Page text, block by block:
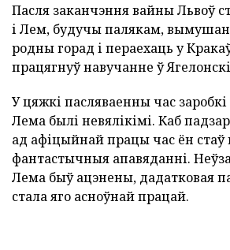
Пасля заканчэння вайны Львоў
і Лем, будучы палякам,
родны горад і пераехаць у
працягнуў навучанне ў
У цяжкі пасляваенны час заробкі
Лема былі невялікімі. Каб
ад афіцыйнай працы час ён стаў
фантастычныя апавяданні.
Лема быў ацэнены, дадатковая
стала яго асноўнай працай.